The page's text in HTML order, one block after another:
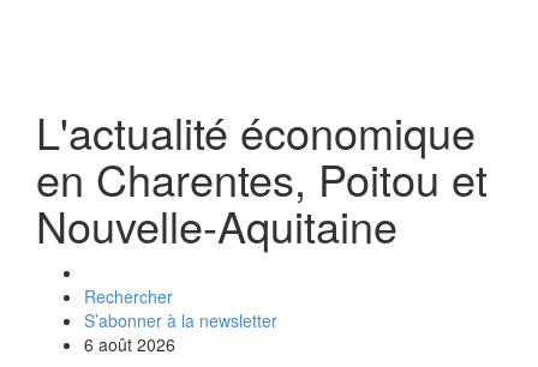
L'actualité économique
en Charentes, Poitou et
Nouvelle-Aquitaine
Rechercher
S’abonner à la newsletter
6 août 2026